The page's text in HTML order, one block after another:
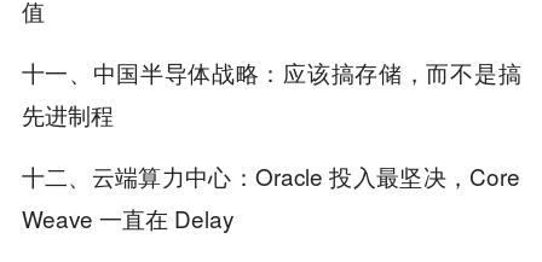
值
十一、中国半导体战略：应该搞存储，而不是搞
先进制程
十二、云端算力中心：Oracle 投入最坚决，Core
Weave 一直在 Delay